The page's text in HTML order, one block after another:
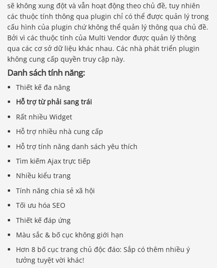
sẽ không xung đột và vẫn hoạt động theo chủ đề, tuy nhiên
các thuộc tính thông qua plugin chỉ có thể được quản lý trong
cấu hình của plugin chứ không thể quản lý thông qua chủ đề.
Bởi vì các thuộc tính của Multi Vendor được quản lý thông
qua các cơ sở dữ liệu khác nhau. Các nhà phát triển plugin
không cung cấp quyền truy cập này.
Danh sách tính năng:
Thiết kế đa năng
Hỗ trợ từ phải sang trái
Rất nhiều Widget
Hỗ trợ nhiều nhà cung cấp
Hỗ trợ tính năng danh sách yêu thích
Tìm kiếm Ajax trực tiếp
Nhiều kiểu trang
Tính năng chia sẻ xã hội
Tối ưu hóa SEO
Thiết kế đáp ứng
Màu sắc & bố cục không giới hạn
Hơn 8 bố cục trang chủ độc đáo: Sắp có thêm nhiều ý
tưởng tuyệt vời khác!